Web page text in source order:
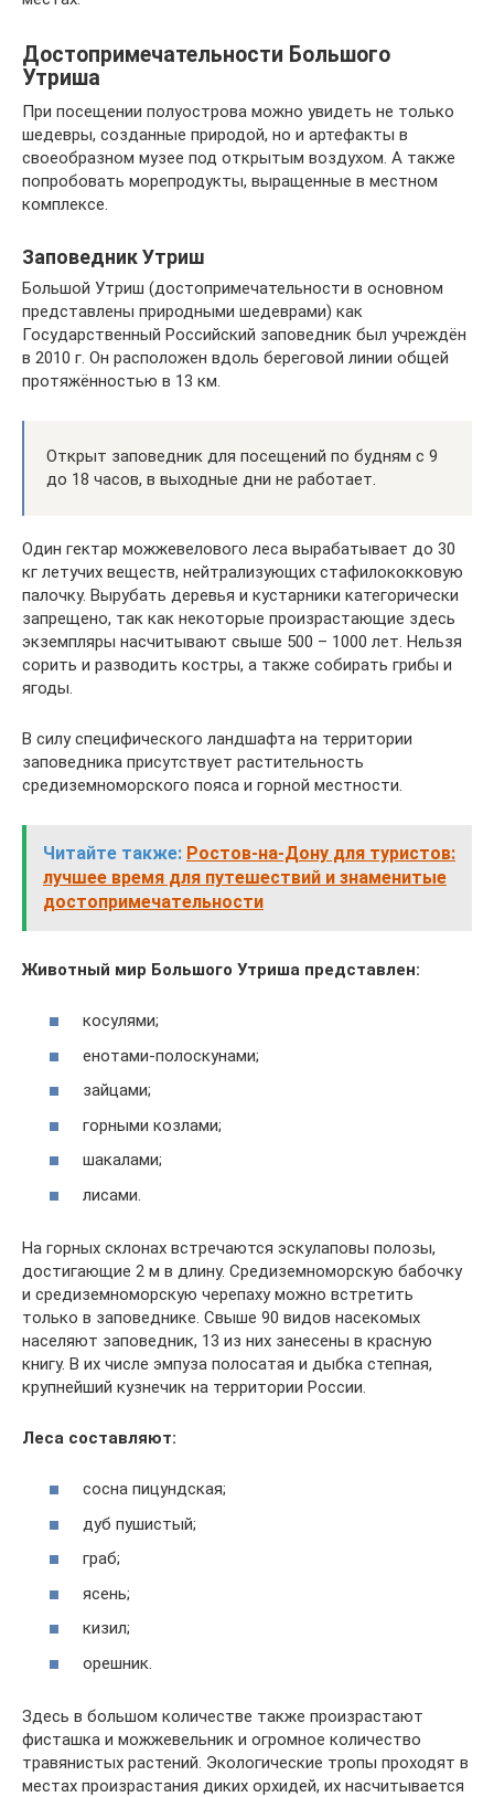
Достопримечательности Большого
Утриша
При посещении полуострова можно увидеть не только
шедевры, созданные природой, но и артефакты в
своеобразном музее под открытым воздухом. А также
попробовать морепродукты, выращенные в местном
комплексе.
Заповедник Утриш
Большой Утриш (достопримечательности в основном
представлены природными шедеврами) как
Государственный Российский заповедник был учреждён
в 2010 г. Он расположен вдоль береговой линии общей
протяжённостью в 13 км.
Открыт заповедник для посещений по будням с 9
до 18 часов, в выходные дни не работает.
Один гектар можжевелового леса вырабатывает до 30
кг летучих веществ, нейтрализующих стафилококковую
палочку. Вырубать деревья и кустарники категорически
запрещено, так как некоторые произрастающие здесь
экземпляры насчитывают свыше 500 – 1000 лет. Нельзя
сорить и разводить костры, а также собирать грибы и
ягоды.
В силу специфического ландшафта на территории
заповедника присутствует растительность
средиземноморского пояса и горной местности.
Читайте также: Ростов-на-Дону для туристов:
лучшее время для путешествий и знаменитые
достопримечательности
Животный мир Большого Утриша представлен:
косулями;
енотами-полоскунами;
зайцами;
горными козлами;
шакалами;
лисами.
На горных склонах встречаются эскулаповы полозы,
достигающие 2 м в длину. Средиземноморскую бабочку
и средиземноморскую черепаху можно встретить
только в заповеднике. Свыше 90 видов насекомых
населяют заповедник, 13 из них занесены в красную
книгу. В их числе эмпуза полосатая и дыбка степная,
крупнейший кузнечик на территории России.
Леса составляют:
сосна пицундская;
дуб пушистый;
граб;
ясень;
кизил;
орешник.
Здесь в большом количестве также произрастают
фисташка и можжевельник и огромное количество
травянистых растений. Экологические тропы проходят в
местах произрастания диких орхидей, их насчитывается